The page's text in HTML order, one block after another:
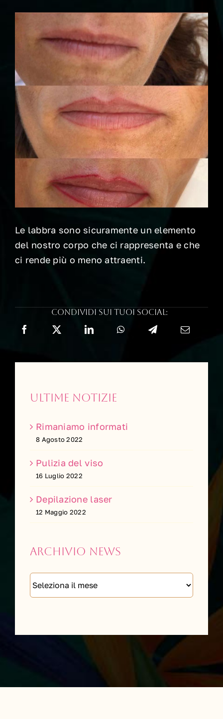
Le labbra sono sicuramente un elemento
del nostro corpo che ci rappresenta e che
ci rende più o meno attraenti.
Condividi sui tuoi social:
Ultime notizie
Rimaniamo informati
8 Agosto 2022
Pulizia del viso
16 Luglio 2022
Depilazione laser
12 Maggio 2022
Archivio news
Archivio
news